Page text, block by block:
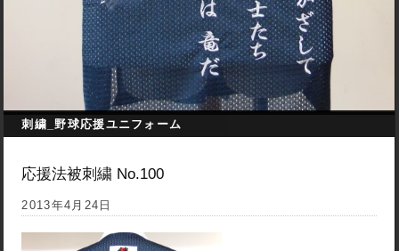
刺繍_野球応援ユニフォーム
応援法被刺繍 No.100
2013年4月24日